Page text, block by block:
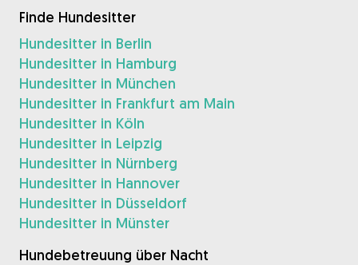
Finde Hundesitter
Hundesitter in Berlin
Hundesitter in Hamburg
Hundesitter in München
Hundesitter in Frankfurt am Main
Hundesitter in Köln
Hundesitter in Leipzig
Hundesitter in Nürnberg
Hundesitter in Hannover
Hundesitter in Düsseldorf
Hundesitter in Münster
Hundebetreuung über Nacht